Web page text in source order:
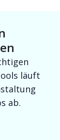
läuft
ab.